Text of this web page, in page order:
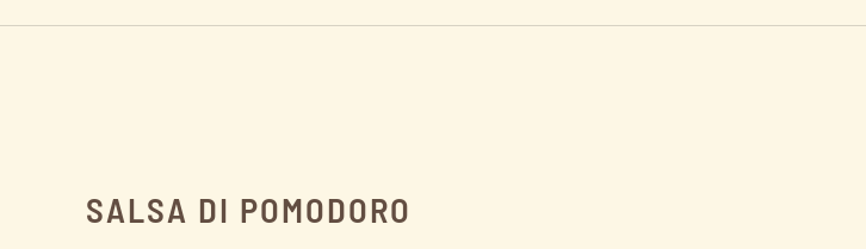
SALSA DI POMODORO